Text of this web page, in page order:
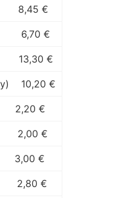
8,45 €
6,70 €
13,30 €
10,20 €
2,20 €
2,00 €
3,00 €
2,80 €